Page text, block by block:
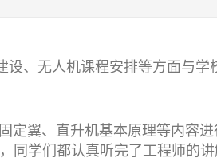
、无人机课程安排等方面与学
翼、直升机基本原理等内容进
同学们都认真听完了工程师的讲